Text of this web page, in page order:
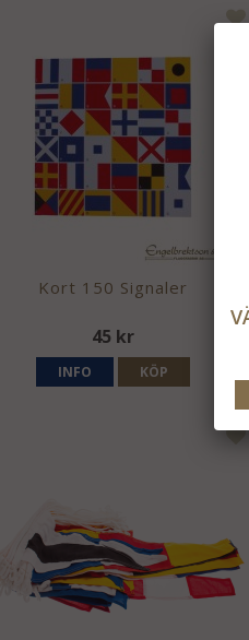
Kort 150 Signaler
45 kr
INFO KÖP